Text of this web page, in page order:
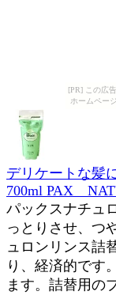
[PR] この広
ホームペー
デリケートな髪
700ml PAX
パックスナチュ
っとりさせ、つ
ュロンリンス詰
り、経済的です
ます。詰替用の